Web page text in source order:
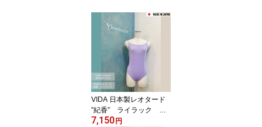
VIDA 日本製レオタード
”紀香” ライラック キ
ャミソールレオタード
7,150 円